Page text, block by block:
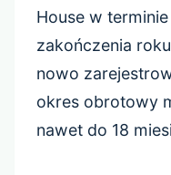
House w
zakończenia
nowo
okres obrotowy
nawet do 18